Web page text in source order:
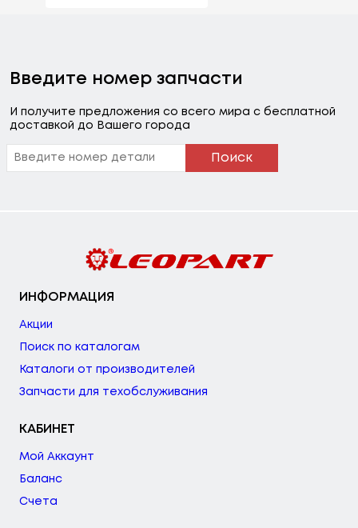
Введите номер запчасти
И получите предложения со всего мира с бесплатной
доставкой до Вашего города
Поиск
ИНФОРМАЦИЯ
Акции
Поиск по каталогам
Каталоги от производителей
Запчасти для техобслуживания
КАБИНЕТ
Мой Аккаунт
Баланс
Счета